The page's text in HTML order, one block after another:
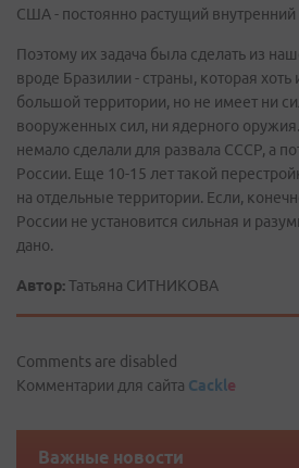
США - постоянно растущий
Поэтому их задача была сделать из
вроде Бразилии - страны, которая хоть
большой территории, но не имеет ни
вооруженных сил, ни ядерного
немало сделали для развала СССР, а
России. Еще 10-15 лет такой
на отдельные территории. Если,
России не установится сильная и
дано.
Автор:Татьяна СИТНИКОВА
Comments are disabled
Комментарии для сайта Cackle
Важные новости